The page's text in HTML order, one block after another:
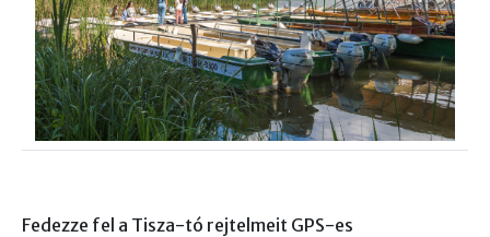
Fedezze fel a Tisza-tó rejtelmeit GPS-es